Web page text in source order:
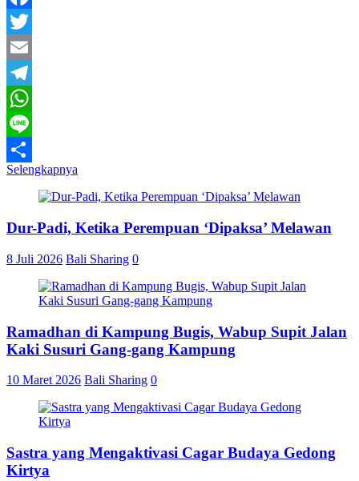
Facebook
Twitter
Email
Telegram
WhatsApp
Line
Share
Selengkapnya
Dur-Padi, Ketika Perempuan ‘Dipaksa’ Melawan
8 Juli 2026 Bali Sharing 0
Ramadhan di Kampung Bugis, Wabup Supit Jalan
Kaki Susuri Gang-gang Kampung
10 Maret 2026 Bali Sharing 0
Sastra yang Mengaktivasi Cagar Budaya Gedong
Kirtya